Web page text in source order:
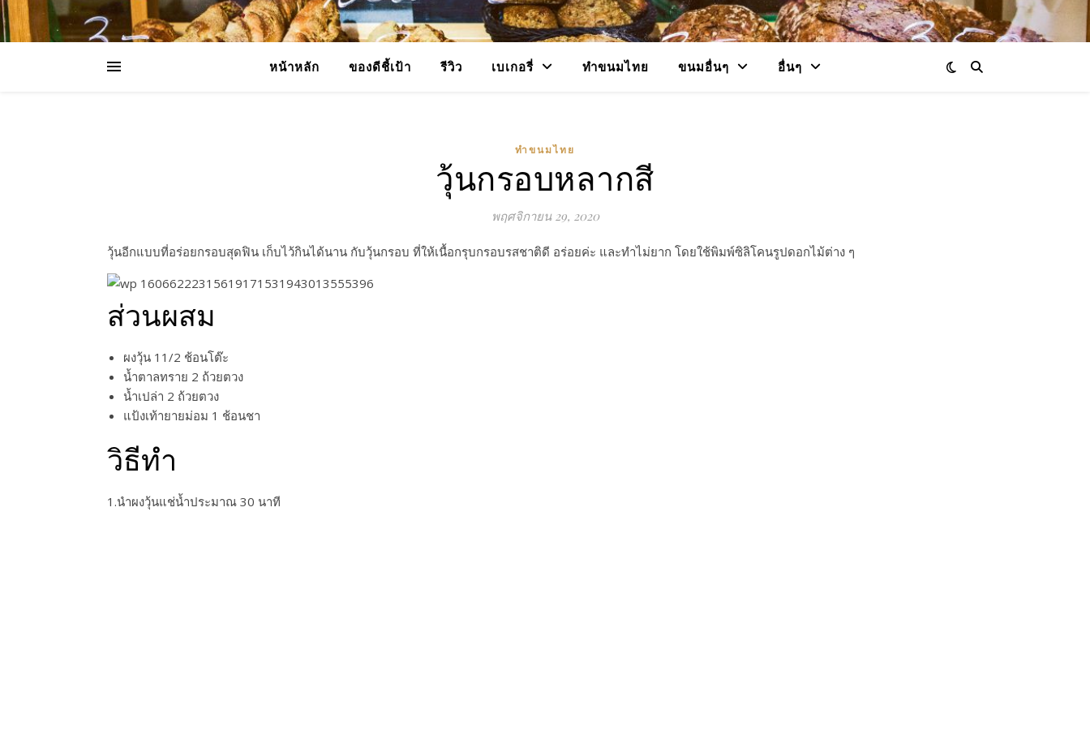
หน้าหลัก ของดีชี้เป้า รีวิว เบเกอรี่ ทำขนมไทย ขนมอื่นๆ อื่นๆ
ทำขนมไทย
วุ้นกรอบหลากสี
พฤศจิกายน 29, 2020
วุ้นอีกแบบที่อร่อยกรอบสุดฟิน เก็บไว้กินได้นาน กับวุ้นกรอบ ที่ให้เนื้อกรุบกรอบรสชาติดี อร่อยค่ะ และทำไม่ยาก โดยใช้พิมพ์ซิลิโคนรูปดอกไม้ต่าง ๆ
ส่วนผสม
ผงวุ้น 11/2 ช้อนโต๊ะ
น้ำตาลทราย 2 ถ้วยตวง
น้ำเปล่า 2 ถ้วยตวง
แป้งเท้ายายม่อม 1 ช้อนชา
วิธีทำ
1.นำผงวุ้นแช่น้ำประมาณ 30 นาที